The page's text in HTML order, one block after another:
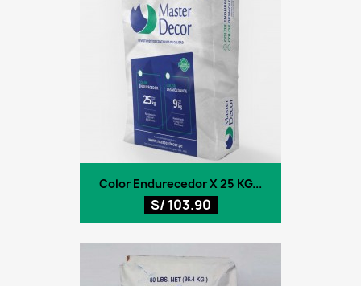
Color Endurecedor X 25 KG...
S/ 103.90